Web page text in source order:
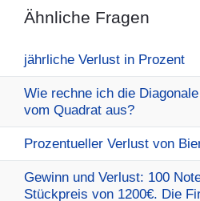
Ähnliche Fragen
jährliche Verlust in Prozent
Wie rechne ich die
vom Quadrat aus?
Prozentueller Verlust von
Gewinn und Verlust: 100
Stückpreis von 1200€. Die